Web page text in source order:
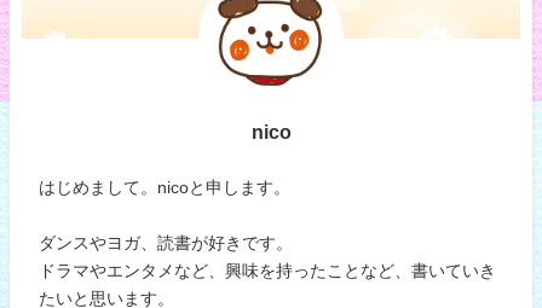
nico
はじめまして。nicoと申します。
ダンスやヨガ、読書が好きです。
ドラマやエンタメなど、興味を持ったことなど、書いていき
たいと思います。